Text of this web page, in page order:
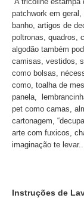
patchwork em
banho, artigos de
poltronas, quadros,
algodão também
camisas, vestidos,
como bolsas,
como, toalha de
panela,
pet como camas,
cartonagem,
arte com fuxicos,
imaginação te levar...
Instruções de